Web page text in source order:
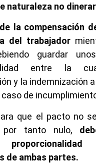
naturaleza no
la compensación
del trabajador
guardar
entre la
y la indemnización
de
que el pacto no
por tanto nulo,
de ambas partes.